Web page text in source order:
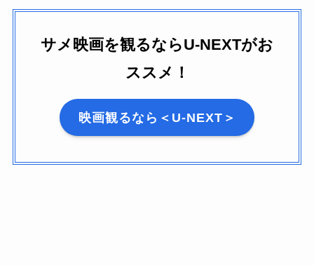
サメ映画を観るならU-NEXTがお
ススメ！
映画観るなら＜U-NEXT＞